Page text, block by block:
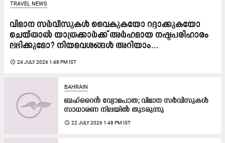
TRAVEL NEWS
വിമാന സർവീസുകൾ വൈകുകയോ റദ്ദാക്കുകയോ
ചെയ്താൽ യാത്രക്കാർക്ക് അർഹമായ നഷ്ടപരിഹാരം
ലഭിക്കുമോ? നിയമവശങ്ങൾ അറിയാം...
access_time 24 JULY 2026 1:48 PM IST
BAHRAIN
ബഹ്റൈൻ വ്യോമപാത; വിമാന സർവിസുകൾ
സാധാരണ നിലയിൽ തുടരുന്നു
access_time 22 JULY 2026 1:48 PM IST